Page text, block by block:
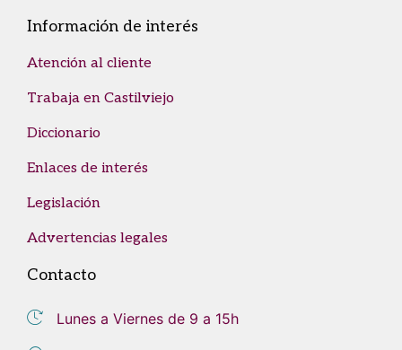
Información de interés
Atención al cliente
Trabaja en Castilviejo
Diccionario
Enlaces de interés
Legislación
Advertencias legales
Contacto
Lunes a Viernes de 9 a 15h